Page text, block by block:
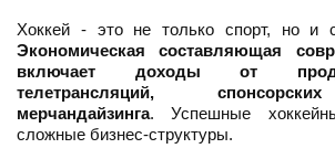
Хоккей - это не только спорт, но и
Экономическая составляющая
включает доходы от
телетрансляций,
мерчандайзинга. Успешные
сложные бизнес-структуры.